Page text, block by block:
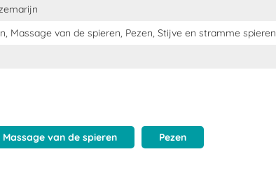
huid; bij huidirritatie direct stoppen met het gebruik.
Massage van de spieren, Pezen, Stijve en stramme spieren
Massage van de spieren Pezen